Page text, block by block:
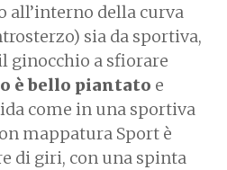
all’interno della curva
sia da sportiva,
ginocchio a sfiorare
è bello piantato e
come in una sportiva
mappatura Sport è
di giri, con una spinta